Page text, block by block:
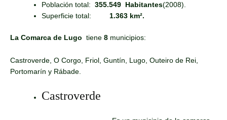
Población total: 355.549 Habitantes(2008).
Superficie total:
1.363 km².
La Comarca de Lugo tiene 8 municipios:
Castroverde, O Corgo, Friol, Guntín, Lugo, Outeiro de Rei,
Portomarín y Rábade.
Castroverde